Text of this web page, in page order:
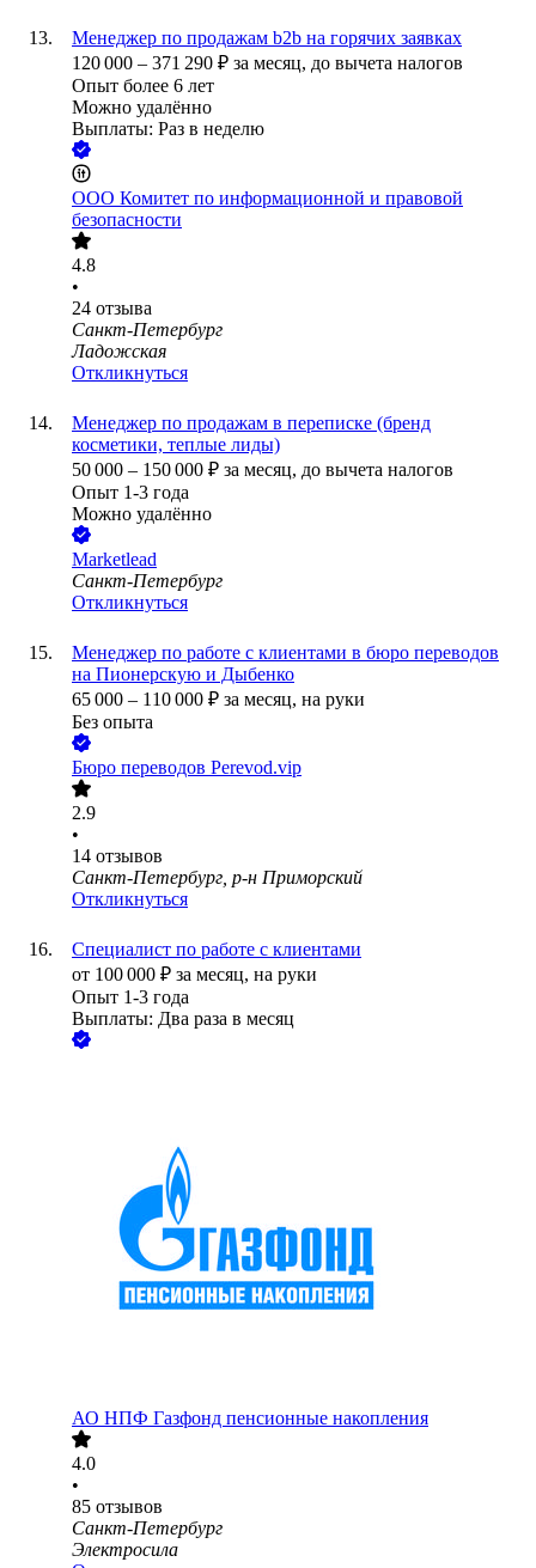
Менеджер по продажам b2b на горячих заявках
120 000 – 371 290 ₽ за месяц, до вычета налогов
Опыт более 6 лет
Можно удалённо
Выплаты: Раз в неделю
ООО Комитет по информационной и правовой
безопасности
4.8
•
24 отзыва
Санкт-Петербург
Ладожская
Откликнуться
Менеджер по продажам в переписке (бренд
косметики, теплые лиды)
50 000 – 150 000 ₽ за месяц, до вычета налогов
Опыт 1-3 года
Можно удалённо
Marketlead
Санкт-Петербург
Откликнуться
Менеджер по работе с клиентами в бюро переводов
на Пионерскую и Дыбенко
65 000 – 110 000 ₽ за месяц, на руки
Без опыта
Бюро переводов Perevod.vip
2.9
•
14 отзывов
Санкт-Петербург, р-н Приморский
Откликнуться
Специалист по работе с клиентами
от 100 000 ₽ за месяц, на руки
Опыт 1-3 года
Выплаты: Два раза в месяц
АО НПФ Газфонд пенсионные накопления
4.0
•
85 отзывов
Санкт-Петербург
Электросила